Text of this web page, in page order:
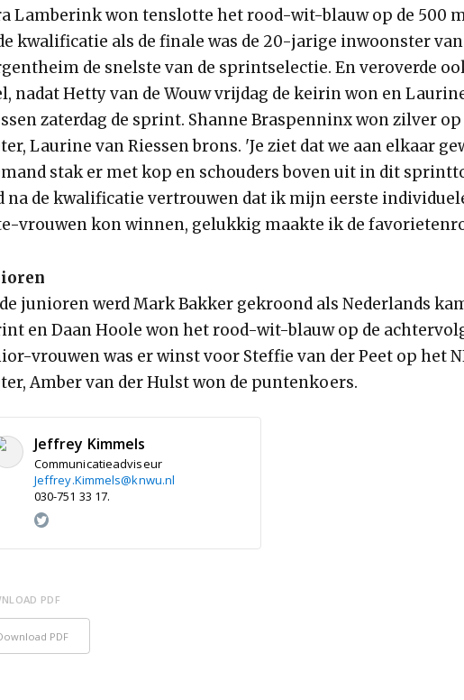
Lamberink won tenslotte het rood-wit-blauw op de 500
kwalificatie als de finale was de 20-jarige inwoonster van
de snelste van de sprintselectie. En veroverde
nadat Hetty van de Wouw vrijdag de keirin won en
zaterdag de sprint. Shanne Braspenninx won zilver op
Laurine van Riessen brons. 'Je ziet dat we aan elkaar
stak er met kop en schouders boven uit in dit
na de kwalificatie vertrouwen dat ik mijn eerste
vrouwen kon winnen, gelukkig maakte ik de
junioren werd Mark Bakker gekroond als Nederlands
en Daan Hoole won het rood-wit-blauw op de
vrouwen was er winst voor Steffie van der Peet op het
Amber van der Hulst won de puntenkoers.
Jeffrey Kimmels
Communicatieadviseur
Jeffrey.Kimmels@knwu.nl
030-751 33 17.
PDF
PDF